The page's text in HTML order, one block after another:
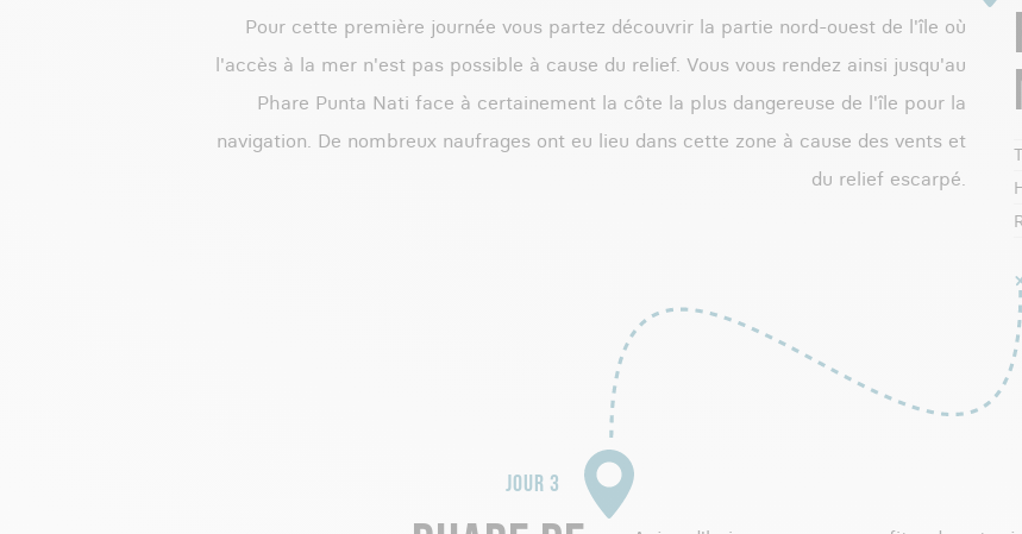
Pour cette première journée vous partez découvrir la partie nord-ouest de l'île où
l'accès à la mer n'est pas possible à cause du relief. Vous vous rendez ainsi jusqu'au
Phare Punta Nati face à certainement la côte la plus dangereuse de l'île pour la
navigation. De nombreux naufrages ont eu lieu dans cette zone à cause des vents et
du relief escarpé.
JOUR 3